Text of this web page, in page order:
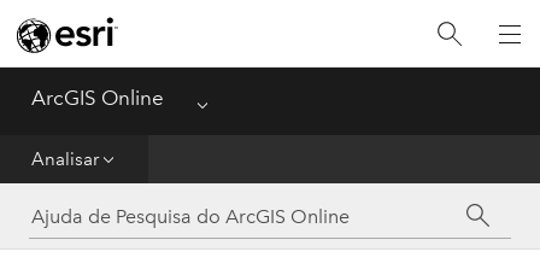
ArcGIS Online Menu
Analisar
Guia de Introdução
Criar
Analisar
Compartilhar